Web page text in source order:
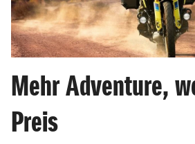
Mehr Adventure,
Preis